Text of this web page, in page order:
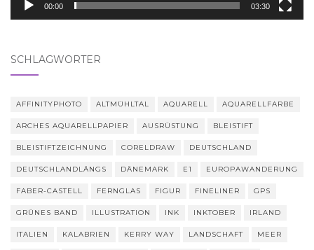
00:00 03:30
SCHLAGWÖRTER
AFFINITYPHOTO ALTMÜHLTAL AQUARELL AQUARELLFARBE
ARCHES AQUARELLPAPIER AUSRÜSTUNG BLEISTIFT
BLEISTIFTZEICHNUNG CORELDRAW DEUTSCHLAND
DEUTSCHLANDLÄNGS DÄNEMARK E1 EUROPAWANDERUNG
FABER-CASTELL FERNGLAS FIGUR FINELINER GPS
GRÜNES BAND ILLUSTRATION INK INKTOBER IRLAND
ITALIEN KALABRIEN KERRY WAY LANDSCHAFT MEER